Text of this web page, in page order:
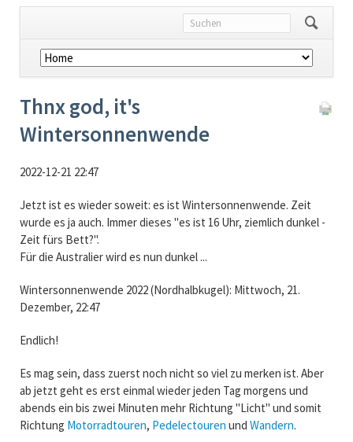
Navigation
überspringen
Thnx god, it's
Wintersonnenwende
2022-12-21 22:47
Jetzt ist es wieder soweit: es ist Wintersonnenwende. Zeit
wurde es ja auch. Immer dieses "es ist 16 Uhr, ziemlich dunkel -
Zeit fürs Bett?".
Für die Australier wird es nun dunkel ...
Wintersonnenwende 2022 (Nordhalbkugel): Mittwoch, 21.
Dezember, 22:47
Endlich!
Es mag sein, dass zuerst noch nicht so viel zu merken ist. Aber
ab jetzt geht es erst einmal wieder jeden Tag morgens und
abends ein bis zwei Minuten mehr Richtung "Licht" und somit
Richtung Motorradtouren, Pedelectouren und Wandern.